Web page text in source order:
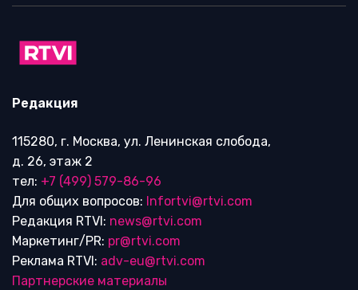
Редакция
115280, г. Москва, ул. Ленинская слобода,
д. 26, этаж 2
тел: +7 (499) 579-86-96
Для общих вопросов: Infortvi@rtvi.com
Редакция RTVI: news@rtvi.com
Маркетинг/PR: pr@rtvi.com
Реклама RTVI: adv-eu@rtvi.com
Партнерские материалы